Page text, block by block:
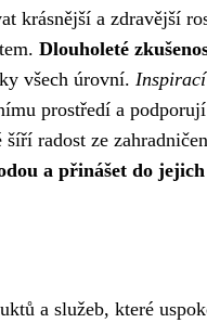
krásnější a zdravější
Dlouholeté
všech úrovní.
prostředí a
radost ze
a přinášet do
a služeb, které